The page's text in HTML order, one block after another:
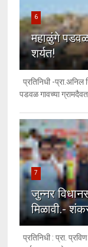
6
महाळुंगे
शर्यत!
प्रतिनिधी -
पडवळ गावच्या
7
जुन्नर
मिळावी.-
प्रतिनिधी : प्रा.